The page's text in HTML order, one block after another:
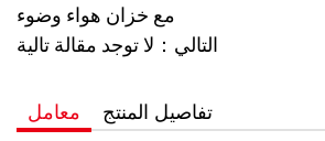
مع خزان هواء وضوء
التالي：لا توجد مقالة تالية
معامل تفاصيل المنتج